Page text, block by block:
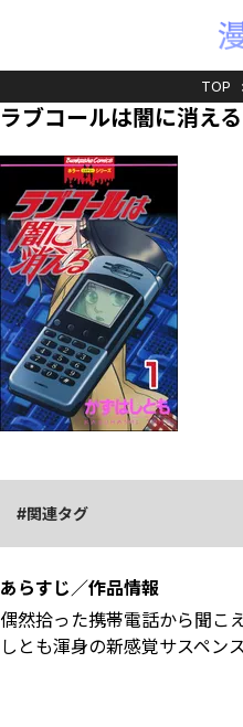
TOP
ラブコールは闇に消え
関連タグ
あらすじ／作品情報
偶然拾った携帯電話から聞
しとも渾身の新感覚サスペン